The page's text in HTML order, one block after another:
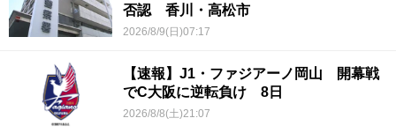
否認 香川・高松市
2026/8/9(日)07:17
【速報】J1・ファジアーノ岡山 開幕戦
でC大阪に逆転負け 8日
2026/8/8(土)21:07